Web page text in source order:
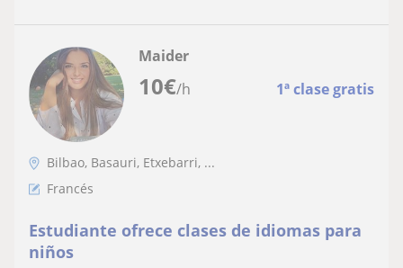
10€/h 1ª clase gratis
Maider
Bilbao, Basauri, Etxebarri, ...
Francés
Estudiante ofrece clases de idiomas para
niños